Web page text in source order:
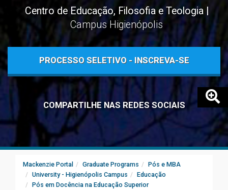
Centro de Educação, Filosofia e Teologia
Campus Higienópolis
PROCESSO SELETIVO - INSCREVA-SE
COMPARTILHE NAS REDES SOCIAIS
Mackenzie Portal Graduate Programs
Pós e MBA
University - Higienópolis Campus
Educação
Pós em Docência na Educação Superior